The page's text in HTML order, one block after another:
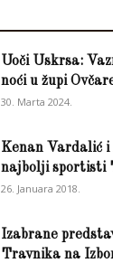
Uoči Uskrsa:
noći u župi
30. Marta 2024.
Kenan Vardalić
najbolji sportisti
26. Januara 2018.
Izabrane
Travnika na